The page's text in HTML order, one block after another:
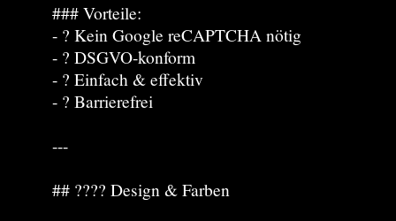
### Vorteile:
- ? Kein Google reCAPTCHA nötig
- ? DSGVO-konform
- ? Einfach & effektiv
- ? Barrierefrei
---
## ???? Design & Farben